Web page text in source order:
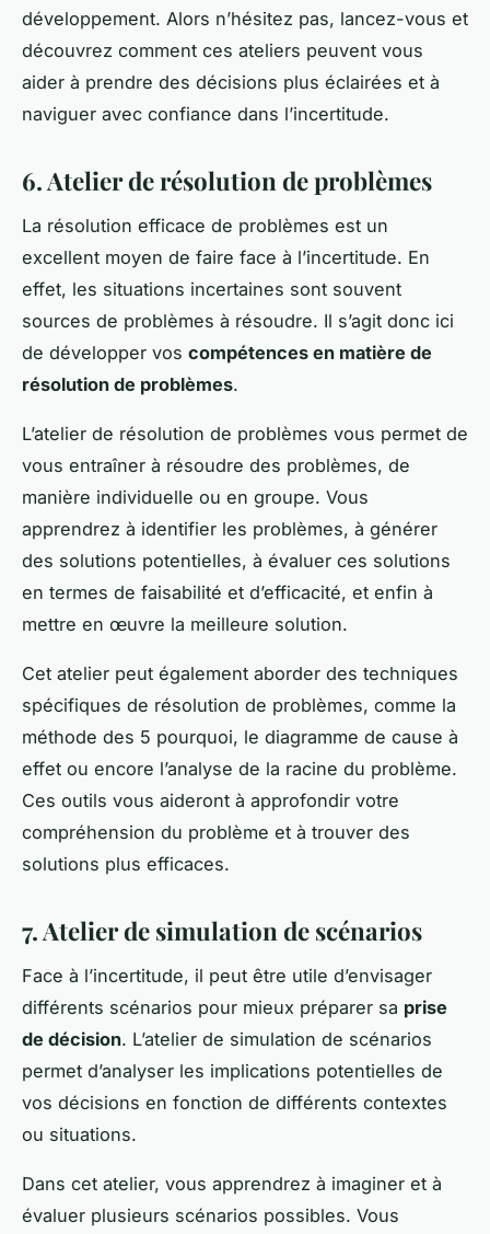
développement. Alors n’hésitez pas, lancez-vous et
découvrez comment ces ateliers peuvent vous
aider à prendre des décisions plus éclairées et à
naviguer avec confiance dans l’incertitude.
6. Atelier de résolution de problèmes
La résolution efficace de problèmes est un
excellent moyen de faire face à l’incertitude. En
effet, les situations incertaines sont souvent
sources de problèmes à résoudre. Il s’agit donc ici
de développer vos compétences en matière de
résolution de problèmes.
L’atelier de résolution de problèmes vous permet de
vous entraîner à résoudre des problèmes, de
manière individuelle ou en groupe. Vous
apprendrez à identifier les problèmes, à générer
des solutions potentielles, à évaluer ces solutions
en termes de faisabilité et d’efficacité, et enfin à
mettre en œuvre la meilleure solution.
Cet atelier peut également aborder des techniques
spécifiques de résolution de problèmes, comme la
méthode des 5 pourquoi, le diagramme de cause à
effet ou encore l’analyse de la racine du problème.
Ces outils vous aideront à approfondir votre
compréhension du problème et à trouver des
solutions plus efficaces.
7. Atelier de simulation de scénarios
Face à l’incertitude, il peut être utile d’envisager
différents scénarios pour mieux préparer sa prise
de décision. L’atelier de simulation de scénarios
permet d’analyser les implications potentielles de
vos décisions en fonction de différents contextes
ou situations.
Dans cet atelier, vous apprendrez à imaginer et à
évaluer plusieurs scénarios possibles. Vous